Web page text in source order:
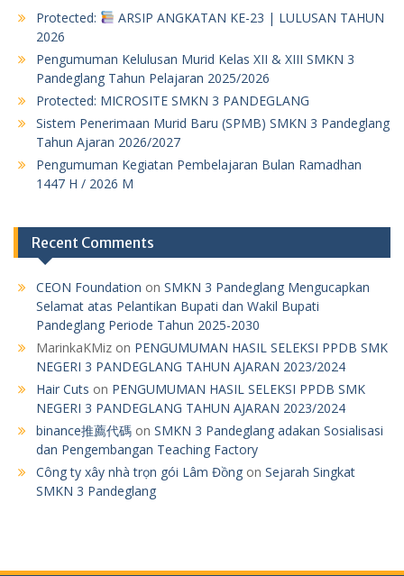
Protected:
ARSIP ANGKATAN KE-23 | LULUSAN TAHUN
2026
Pengumuman Kelulusan Murid Kelas XII & XIII SMKN 3
Pandeglang Tahun Pelajaran 2025/2026
Protected: MICROSITE SMKN 3 PANDEGLANG
Sistem Penerimaan Murid Baru (SPMB) SMKN 3 Pandeglang
Tahun Ajaran 2026/2027
Pengumuman Kegiatan Pembelajaran Bulan Ramadhan
1447 H / 2026 M
Recent Comments
CEON Foundation on SMKN 3 Pandeglang Mengucapkan
Selamat atas Pelantikan Bupati dan Wakil Bupati
Pandeglang Periode Tahun 2025-2030
MarinkaKMiz on PENGUMUMAN HASIL SELEKSI PPDB SMK
NEGERI 3 PANDEGLANG TAHUN AJARAN 2023/2024
Hair Cuts on PENGUMUMAN HASIL SELEKSI PPDB SMK
NEGERI 3 PANDEGLANG TAHUN AJARAN 2023/2024
binance推薦代碼 on SMKN 3 Pandeglang adakan Sosialisasi
dan Pengembangan Teaching Factory
Công ty xây nhà trọn gói Lâm Đồng on Sejarah Singkat
SMKN 3 Pandeglang